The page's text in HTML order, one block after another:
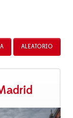
ALEATORIO